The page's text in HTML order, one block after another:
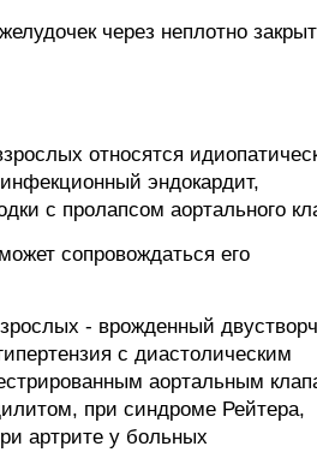
через неплотно
относятся
эндокардит,
с пролапсом аортального
сопровождаться его
- врожденный
с диастолическим
аортальным
при синдроме Рейтера,
артрите у больных